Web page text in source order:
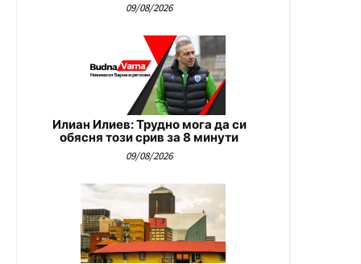
09/08/2026
Илиан Илиев: Трудно мога да си
обясня този срив за 8 минути
09/08/2026